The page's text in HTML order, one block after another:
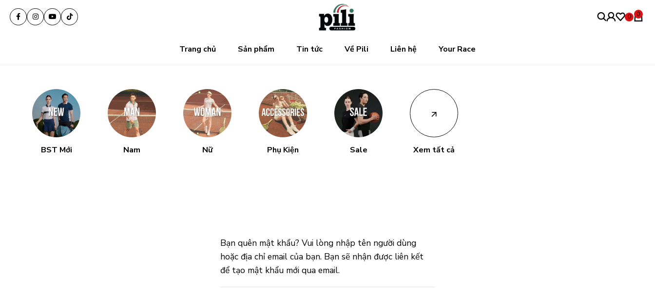
0 0
Trang chủ Sản phẩm Tin tức Về Pili Liên hệ Your Race
BST Mới Nam Nữ Phụ Kiện Sale Xem tất cả
Bạn quên mật khẩu? Vui lòng nhập tên người dùng
hoặc địa chỉ email của bạn. Bạn sẽ nhận được liên kết
để tạo mật khẩu mới qua email.